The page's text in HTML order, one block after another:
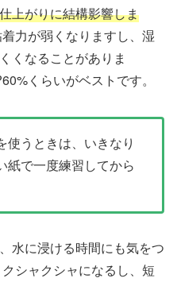
上がりに結構影響しま
力が弱くなりますし、湿
くなることがありま
くらいがベストです。
使うときは、いきなり
紙で一度練習してから
水に浸ける時間にも気をつ
シャクシャになるし、短